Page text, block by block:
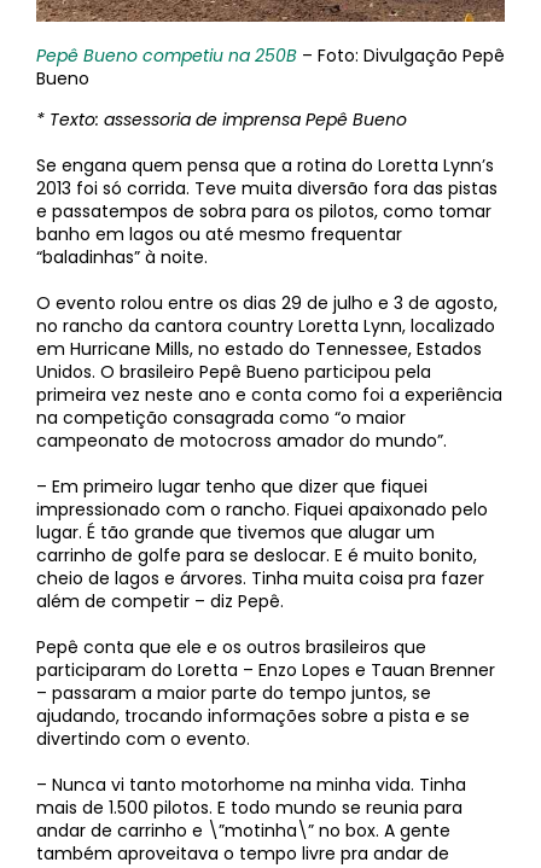
Pepê Bueno competiu na 250B – Foto: Divulgação Pepê
Bueno
* Texto: assessoria de imprensa Pepê Bueno
Se engana quem pensa que a rotina do Loretta Lynn’s
2013 foi só corrida. Teve muita diversão fora das pistas
e passatempos de sobra para os pilotos, como tomar
banho em lagos ou até mesmo frequentar
“baladinhas” à noite.
O evento rolou entre os dias 29 de julho e 3 de agosto,
no rancho da cantora country Loretta Lynn, localizado
em Hurricane Mills, no estado do Tennessee, Estados
Unidos. O brasileiro Pepê Bueno participou pela
primeira vez neste ano e conta como foi a experiência
na competição consagrada como “o maior
campeonato de motocross amador do mundo”.
– Em primeiro lugar tenho que dizer que fiquei
impressionado com o rancho. Fiquei apaixonado pelo
lugar. É tão grande que tivemos que alugar um
carrinho de golfe para se deslocar. E é muito bonito,
cheio de lagos e árvores. Tinha muita coisa pra fazer
além de competir – diz Pepê.
Pepê conta que ele e os outros brasileiros que
participaram do Loretta – Enzo Lopes e Tauan Brenner
– passaram a maior parte do tempo juntos, se
ajudando, trocando informações sobre a pista e se
divertindo com o evento.
– Nunca vi tanto motorhome na minha vida. Tinha
mais de 1.500 pilotos. E todo mundo se reunia para
andar de carrinho e \”motinha\” no box. A gente
também aproveitava o tempo livre pra andar de